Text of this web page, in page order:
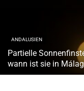
ANDALUSIEN
Partielle
wann ist sie in